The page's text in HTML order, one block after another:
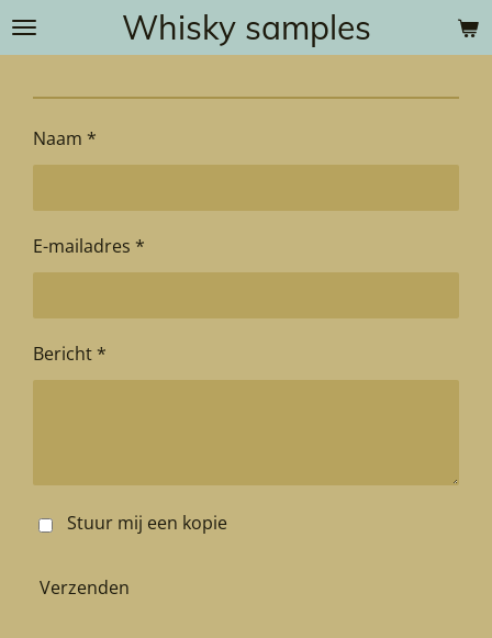
Ga
hoofdinhoud
Whisky samples
Naam *
E-mailadres *
Bericht *
Stuur mij een kopie
Verzenden